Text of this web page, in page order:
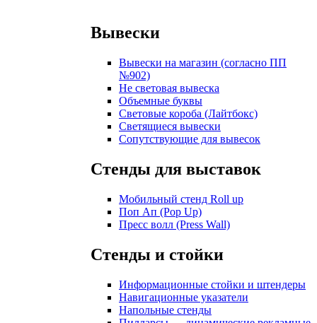
Вывески
Вывески на магазин (согласно ПП
№902)
Не световая вывеска
Объемные буквы
Световые короба (Лайтбокс)
Светящиеся вывески
Сопутствующие для вывесок
Стенды для выставок
Мобильный стенд Roll up
Поп Ап (Pop Up)
Пресс волл (Press Wall)
Стенды и стойки
Информационные стойки и штендеры
Навигационные указатели
Напольные стенды